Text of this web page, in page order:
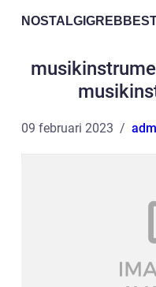
09 februari 2023